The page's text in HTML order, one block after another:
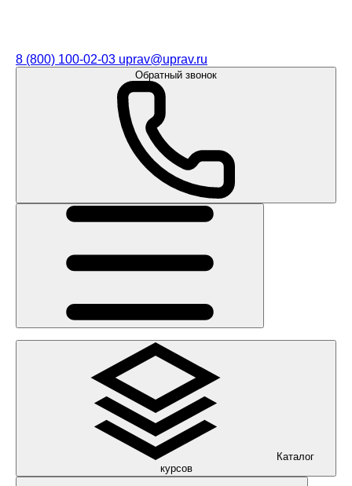
8 (800) 100-02-03 uprav@uprav.ru
Обратный звонок
Каталог
курсов